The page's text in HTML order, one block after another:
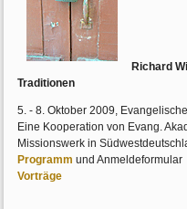
Richard
Traditionen
5. - 8. Oktober 2009,
Eine Kooperation von Evang.
Missionswerk in
Programm und Anmeldeformular
Vorträge